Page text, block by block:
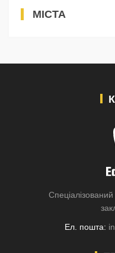
МІСТА
Ел. пошта: